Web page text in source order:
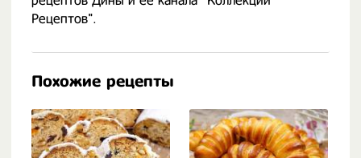
Рецептов".
Похожие рецепты